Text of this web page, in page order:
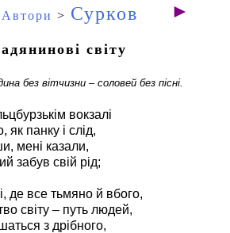
Автори > Сурков ►
світу
без вітчизни – соловей без пісні.
вокзалі
як панку і слід,
мені казали,
забув свій рід;
де все тьмяно й вбого,
світу – путь людей,
з дрібного,